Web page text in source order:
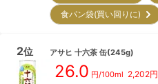
食パン袋(買い回りに)
2位 アサヒ 十六茶 缶(245g)
26.0 円/100ml 2,202円